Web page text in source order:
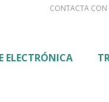
CONTACTA
ELECTRÓNICA